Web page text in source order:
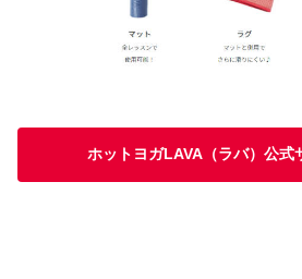
ホットヨガLAVA（ラバ）公式